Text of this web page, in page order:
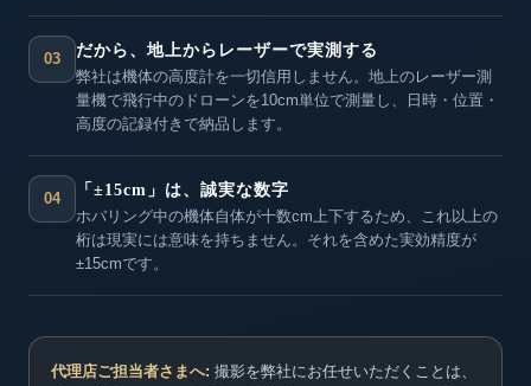
03 だから、地上からレーザーで実測する
弊社は機体の高度計を一切信用しません。地上のレーザー測
量機で飛行中のドローンを10cm単位で測量し、日時・位置・
高度の記録付きで納品します。
04 「±15cm」は、誠実な数字
ホバリング中の機体自体が十数cm上下するため、これ以上の
桁は現実には意味を持ちません。それを含めた実効精度が
±15cmです。
代理店ご担当者さまへ: 撮影を弊社にお任せいただくことは、